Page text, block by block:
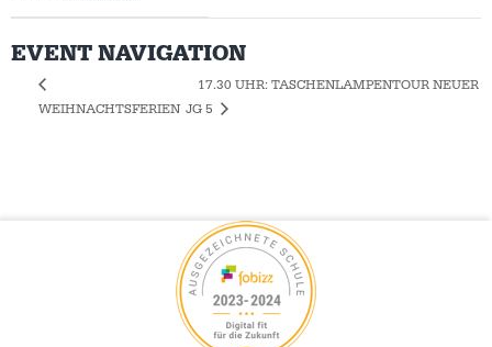
EVENT NAVIGATION
WEIHNACHTSFERIEN
17.30 UHR: TASCHENLAMPENTOUR NEUER
JG 5